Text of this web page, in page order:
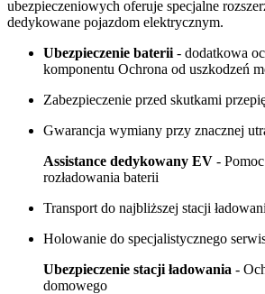
ubezpieczeniowych oferuje specjalne
dedykowane pojazdom elektrycznym.
Ubezpieczenie baterii - dodatkowa
komponentu Ochrona od uszkodzeń
Zabezpieczenie przed skutkami
Gwarancja wymiany przy znacznej
Assistance dedykowany EV -
rozładowania baterii
Transport do najbliższej stacji
Holowanie do specjalistycznego
Ubezpieczenie stacji ładowania -
domowego